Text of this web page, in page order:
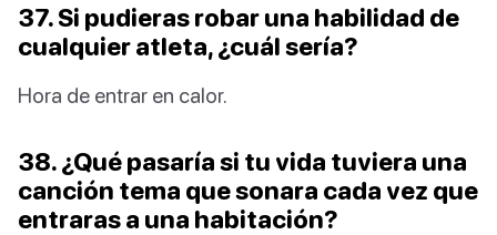
37. Si pudieras robar una habilidad de
cualquier atleta, ¿cuál sería?
Hora de entrar en calor.
38. ¿Qué pasaría si tu vida tuviera una
canción tema que sonara cada vez que
entraras a una habitación?